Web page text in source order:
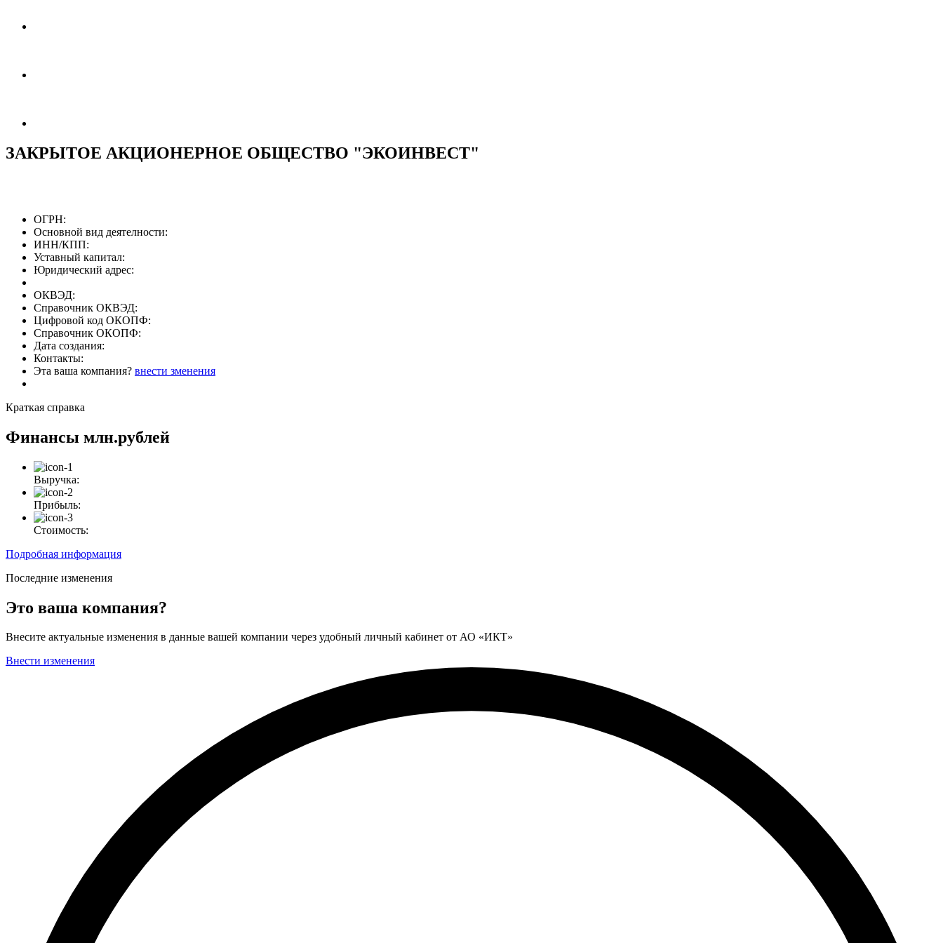
ЗАКРЫТОЕ АКЦИОНЕРНОЕ ОБЩЕСТВО "ЭКОИНВЕСТ"
ОГРН:
Основной вид деятелности:
ИНН/КПП:
Уставный капитал:
Юридический адрес:
ОКВЭД:
Справочник ОКВЭД:
Цифровой код ОКОПФ:
Справочник ОКОПФ:
Дата создания:
Контакты:
Эта ваша компания? внести зменения
Краткая справка
Финансы млн.рублей
Выручка:
Прибыль:
Стоимость:
Подробная информация
Последние изменения
Это ваша компания?
Внесите актуальные изменения в данные вашей компании через удобный личный кабинет от АО «ИКТ»
Внести изменения